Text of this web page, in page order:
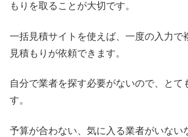
もりを取ることが大切です。
一括見積サイトを使えば、一度の入力で
見積もりが依頼できます。
自分で業者を探す必要がないので、とて
す。
予算が合わない、気に入る業者がいない